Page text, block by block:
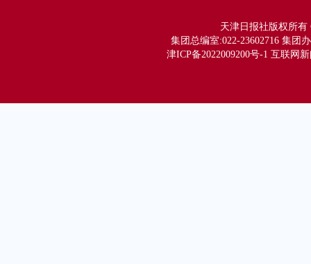
元
期
作
天津日报社版权所有
集团总编室:022-23602716 集团
津ICP备2022009200号-1 互联网